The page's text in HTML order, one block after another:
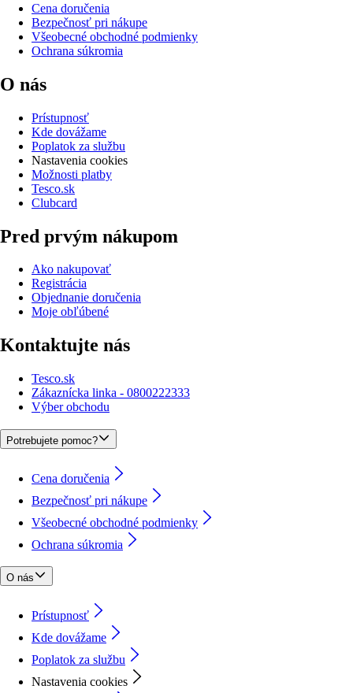
Cena doručenia
Bezpečnosť pri nákupe
Všeobecné obchodné podmienky
Ochrana súkromia
O nás
Prístupnosť
Kde dovážame
Poplatok za službu
Nastavenia cookies
Možnosti platby
Tesco.sk
Clubcard
Pred prvým nákupom
Ako nakupovať
Registrácia
Objednanie doručenia
Moje obľúbené
Kontaktujte nás
Tesco.sk
Zákaznícka linka - 0800222333
Výber obchodu
Potrebujete pomoc?
Cena doručenia
Bezpečnosť pri nákupe
Všeobecné obchodné podmienky
Ochrana súkromia
O nás
Prístupnosť
Kde dovážame
Poplatok za službu
Nastavenia cookies